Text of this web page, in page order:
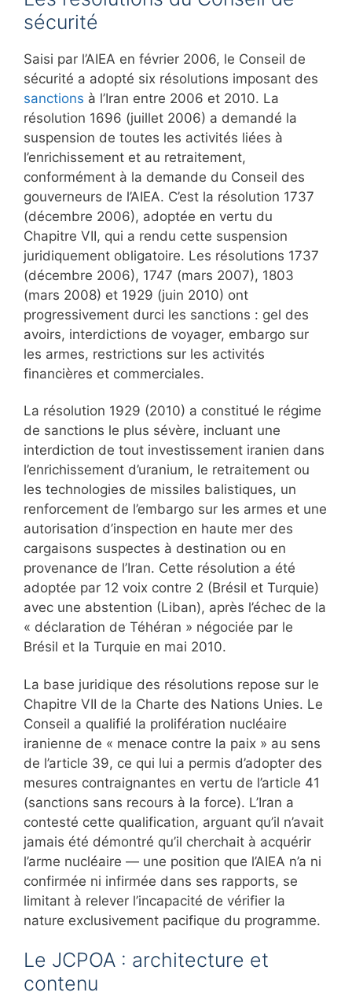
sécurité
Saisi par l’AIEA en février 2006, le Conseil de
sécurité a adopté six résolutions imposant des
sanctions à l’Iran entre 2006 et 2010. La
résolution 1696 (juillet 2006) a demandé la
suspension de toutes les activités liées à
l’enrichissement et au retraitement,
conformément à la demande du Conseil des
gouverneurs de l’AIEA. C’est la résolution 1737
(décembre 2006), adoptée en vertu du
Chapitre VII, qui a rendu cette suspension
juridiquement obligatoire. Les résolutions 1737
(décembre 2006), 1747 (mars 2007), 1803
(mars 2008) et 1929 (juin 2010) ont
progressivement durci les sanctions : gel des
avoirs, interdictions de voyager, embargo sur
les armes, restrictions sur les activités
financières et commerciales.
La résolution 1929 (2010) a constitué le régime
de sanctions le plus sévère, incluant une
interdiction de tout investissement iranien dans
l’enrichissement d’uranium, le retraitement ou
les technologies de missiles balistiques, un
renforcement de l’embargo sur les armes et une
autorisation d’inspection en haute mer des
cargaisons suspectes à destination ou en
provenance de l’Iran. Cette résolution a été
adoptée par 12 voix contre 2 (Brésil et Turquie)
avec une abstention (Liban), après l’échec de la
« déclaration de Téhéran » négociée par le
Brésil et la Turquie en mai 2010.
La base juridique des résolutions repose sur le
Chapitre VII de la Charte des Nations Unies. Le
Conseil a qualifié la prolifération nucléaire
iranienne de « menace contre la paix » au sens
de l’article 39, ce qui lui a permis d’adopter des
mesures contraignantes en vertu de l’article 41
(sanctions sans recours à la force). L’Iran a
contesté cette qualification, arguant qu’il n’avait
jamais été démontré qu’il cherchait à acquérir
l’arme nucléaire — une position que l’AIEA n’a ni
confirmée ni infirmée dans ses rapports, se
limitant à relever l’incapacité de vérifier la
nature exclusivement pacifique du programme.
Le JCPOA : architecture et
contenu